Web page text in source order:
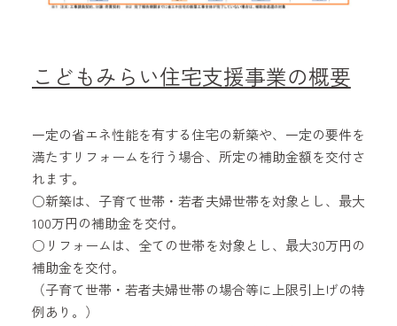
こどもみらい住宅支援事業の概要
一定の省エネ性能を有する住宅の新築や、一定の要件を
満たすリフォームを行う場合、所定の補助金額を交付さ
れます。
○新築は、子育て世帯・若者夫婦世帯を対象とし、最大
100万円の補助金を交付。
○リフォームは、全ての世帯を対象とし、最大30万円の
補助金を交付。
（子育て世帯・若者夫婦世帯の場合等に上限引上げの特
例あり。）